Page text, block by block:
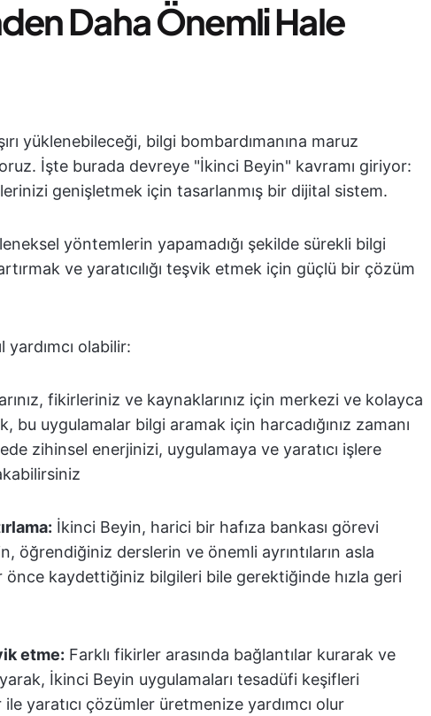
Daha Önemli Hale
yüklenebileceği, bilgi bombardımanına maruz
İşte burada devreye "İkinci Beyin" kavramı giriyor:
genişletmek için tasarlanmış bir dijital sistem.
yöntemlerin yapamadığı şekilde sürekli bilgi
ve yaratıcılığı teşvik etmek için güçlü bir çözüm
yardımcı olabilir:
fikirleriniz ve kaynaklarınız için merkezi ve kolayca
bu uygulamalar bilgi aramak için harcadığınız zamanı
zihinsel enerjinizi, uygulamaya ve yaratıcı işlere
İkinci Beyin, harici bir hafıza bankası görevi
öğrendiğiniz derslerin ve önemli ayrıntıların asla
önce kaydettiğiniz bilgileri bile gerektiğinde hızla geri
etme: Farklı fikirler arasında bağlantılar kurarak ve
İkinci Beyin uygulamaları tesadüfi keşifleri
yaratıcı çözümler üretmenize yardımcı olur